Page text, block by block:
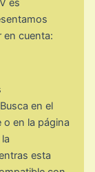
es
en cuenta:
en el
o en la página
esta